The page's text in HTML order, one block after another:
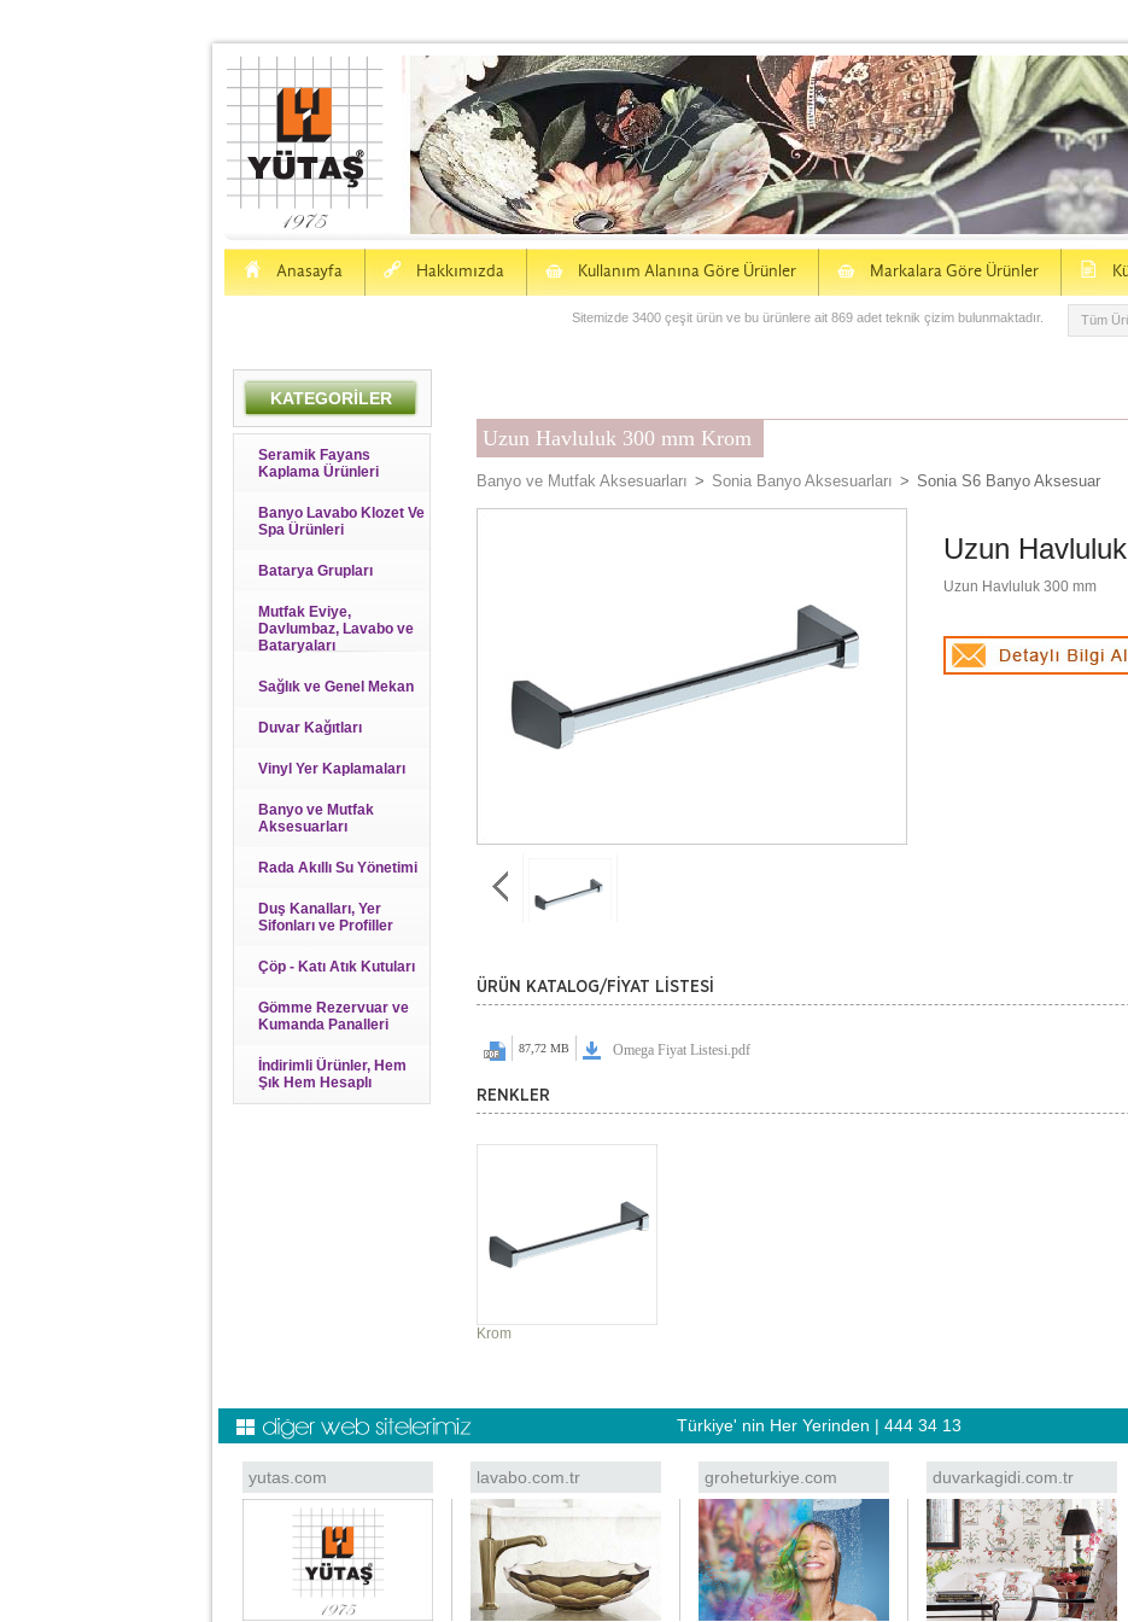
Anasayfa
H Hakkımızda
a Kullanım Alanına Göre Ürünler
S Markalara Göre Ürünler
S D
Sitemizde 3400 çeşit ürün ve bu ürünlere ait 869 adet teknik çizim bulunmaktadır. Tüm
KATEGORİLER
Seramik Fayans
Kaplama Ürünleri
Banyo Lavabo Klozet Ve
Spa Ürünleri
Batarya Grupları
Mutfak Eviye,
Davlumbaz, Lavabo ve
Bataryaları
Sağlık ve Genel Mekan
Duvar Kağıtları
Vinyl Yer Kaplamaları
Banyo ve Mutfak
Aksesuarları
Rada Akıllı Su Yönetimi
Duş Kanalları, Yer
Sifonları ve Profiller
Çöp - Katı Atık Kutuları
Gömme Rezervuar ve
Kumanda Panalleri
İndirimli Ürünler, Hem
Şık Hem Hesaplı
Uzun Havluluk 300 mm Krom
Banyo ve Mutfak Aksesuarları > Sonia Banyo Aksesuarları > Sonia S6 Banyo Aksesuar
Uzun
Uzun Havluluk 300 mm
ÜRÜN KATALOG/FİYAT LİSTESİ
87,72 MB Omega Fiyat Listesi.pdf
RENKLER
Krom
Türkiye' nin Her Yerinden | 444 34 13
yutas.com lavabo.com.tr groheturkiye.com duvarkagidi.com.tr